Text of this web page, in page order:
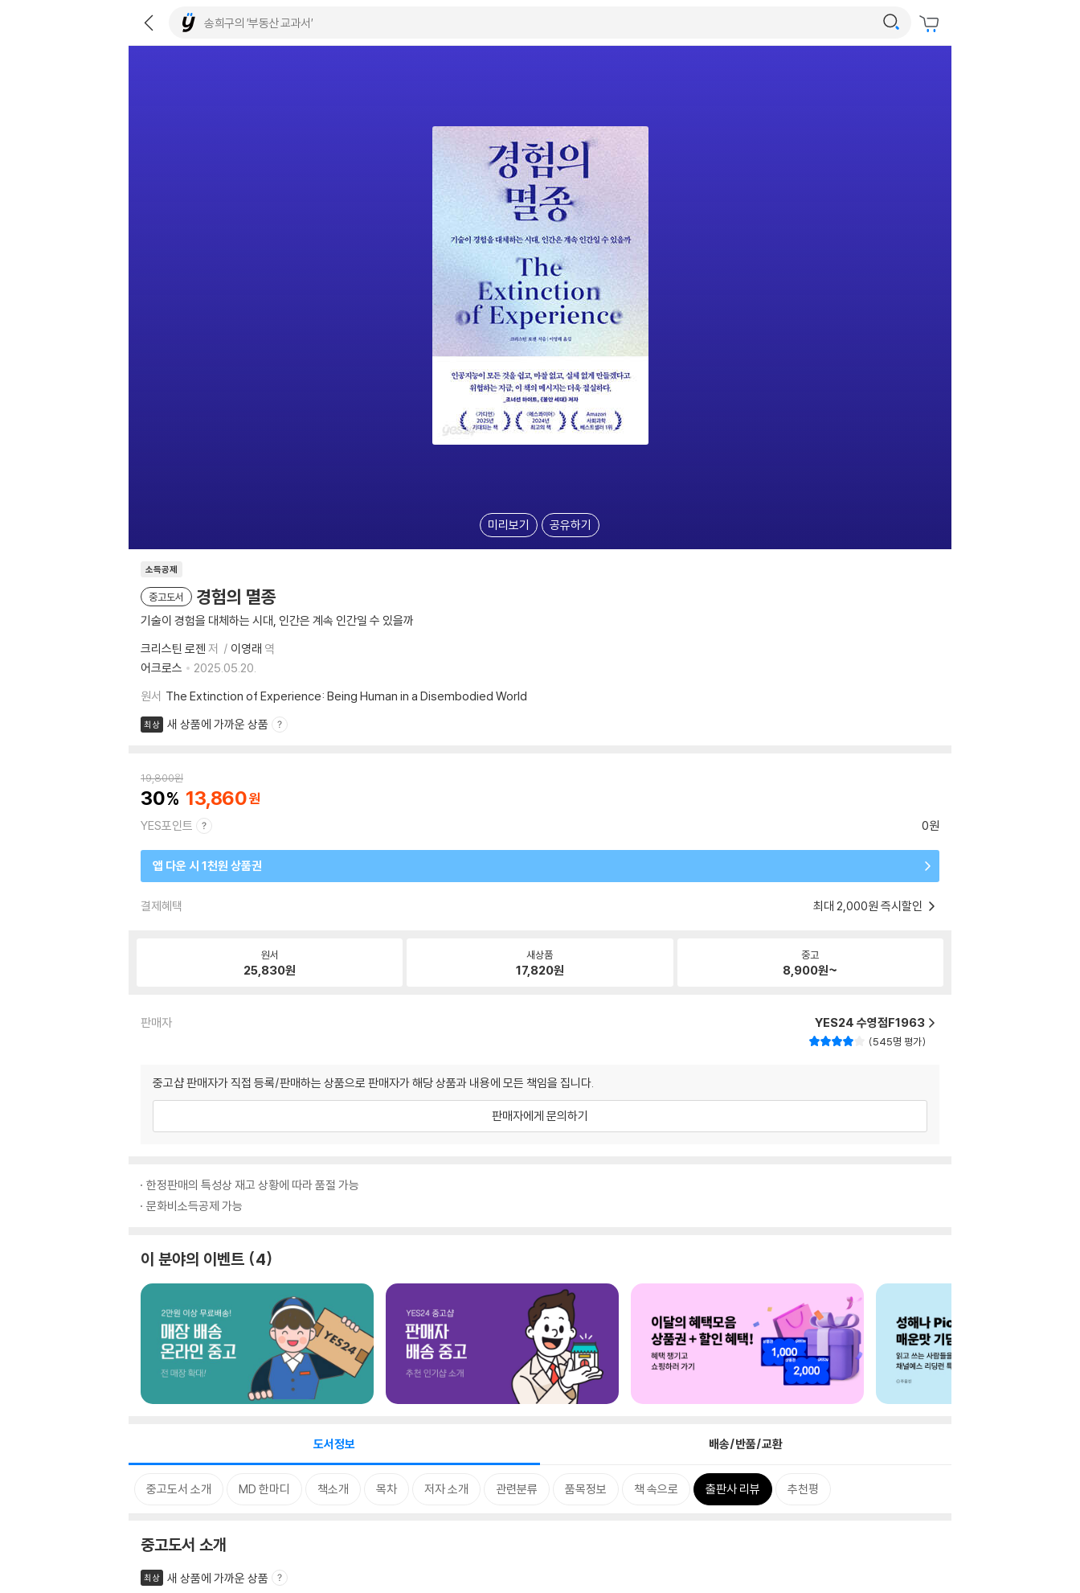
미리보기 공유하기
소득공제
중고도서 경험의 멸종
기술이 경험을 대체하는 시대, 인간은 계속 인간일 수 있을까
크리스틴 로젠 저 이영래 역
어크로스
2025.05.20.
원서 The Extinction of Experience: Being Human in a Disembodied World
최상 새 상품에 가까운 상품
19,800원
30 13,860
YES포인트 0원
앱 다운 시 1천원 상품권
결제혜택 최대 2,000원 즉시할인
원서
25,830원
새상품
17,820원
중고
8,900원~
판매자 YES24 수영점F1963
545명 평가
중고샵 판매자가 직접 등록/판매하는 상품으로 판매자가 해당 상품과 내용에 모든 책임을 집니다.
판매자에게 문의하기
한정판매의 특성상 재고 상황에 따라 품절 가능
문화비소득공제 가능
이 분야의 이벤트 4
도서정보 배송/반품/교환
중고도서 소개 MD 한마디 책소개 목차 저자 소개 관련분류 품목정보 책 속으로 출판사 리뷰 추천평
중고도서 소개
최상
새 상품에 가까운 상품